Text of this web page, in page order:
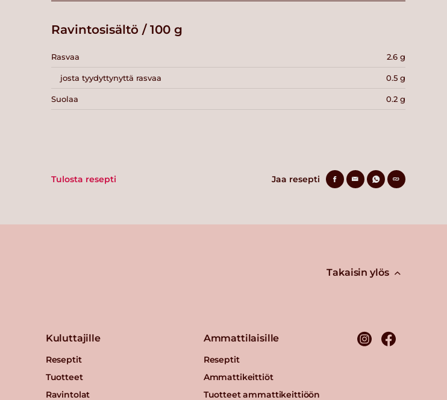
Ravintosisältö / 100 g
Rasvaa 2.6 g
josta tyydyttynyttä rasvaa 0.5 g
Suolaa 0.2 g
Tulosta resepti Jaa resepti
Takaisin ylös
Kuluttajille
Reseptit
Tuotteet
Ravintolat
Ammattilaisille
Reseptit
Ammattikeittiöt
Tuotteet ammattikeittiöön